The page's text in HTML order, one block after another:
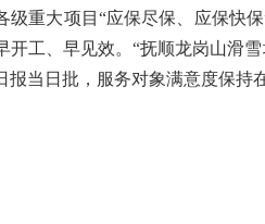
级重大项目“应保尽保、应保快
开工、早见效。“抚顺龙岗山滑
当日批，服务对象满意度保持